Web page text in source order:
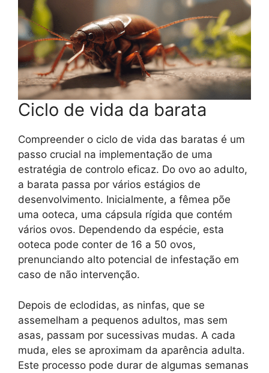
Ciclo de vida da barata
Compreender o ciclo de vida das baratas é um
passo crucial na implementação de uma
estratégia de controlo eficaz. Do ovo ao adulto,
a barata passa por vários estágios de
desenvolvimento. Inicialmente, a fêmea põe
uma ooteca, uma cápsula rígida que contém
vários ovos. Dependendo da espécie, esta
ooteca pode conter de 16 a 50 ovos,
prenunciando alto potencial de infestação em
caso de não intervenção.
Depois de eclodidas, as ninfas, que se
assemelham a pequenos adultos, mas sem
asas, passam por sucessivas mudas. A cada
muda, eles se aproximam da aparência adulta.
Este processo pode durar de algumas semanas